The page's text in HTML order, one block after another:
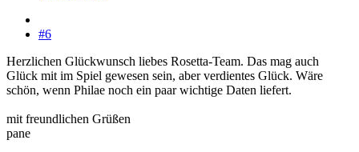
#6
Herzlichen Glückwunsch liebes Rosetta-Team. Das mag auch
Glück mit im Spiel gewesen sein, aber verdientes Glück. Wäre
schön, wenn Philae noch ein paar wichtige Daten liefert.
mit freundlichen Grüßen
pane